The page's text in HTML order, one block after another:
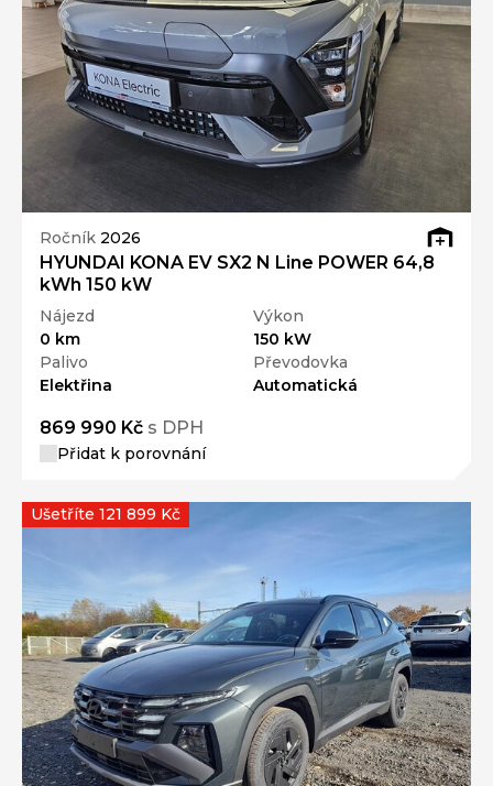
Ročník 2026
HYUNDAI KONA EV SX2 N Line POWER 64,8
kWh 150 kW
Nájezd
0 km
Výkon
150 kW
Palivo
Elektřina
Převodovka
Automatická
869 990 Kč s DPH
Přidat k porovnání
Ušetříte 121 899 Kč